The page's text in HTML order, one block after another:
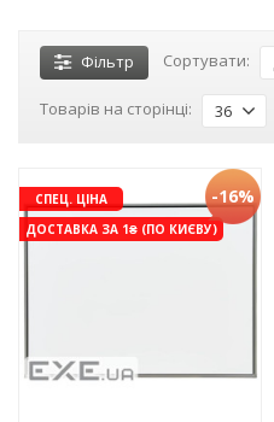
Фільтр Сортувати:
Товарів на сторінці: 36
СПЕЦ. ЦІНА
ДОСТАВКА ЗА 1₴ (ПО КИЄВУ)
-16%